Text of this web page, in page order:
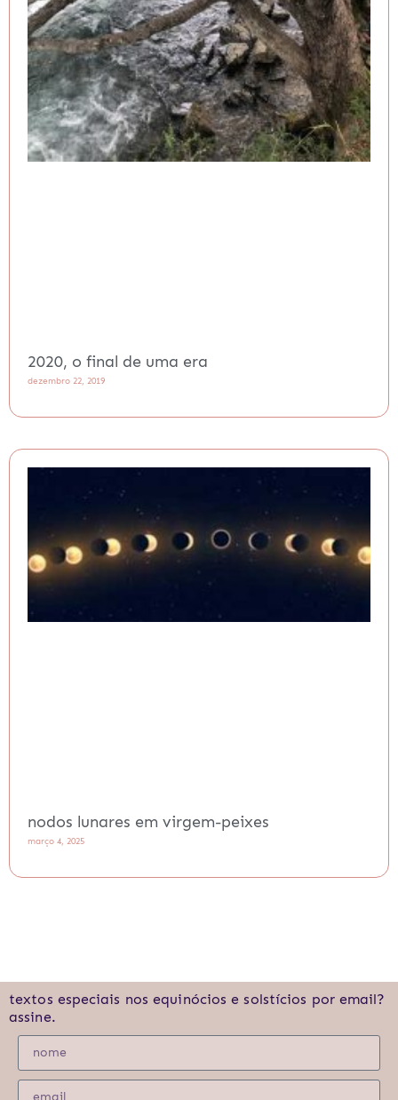
2020, o final de uma era
dezembro 22, 2019
nodos lunares em virgem-peixes
março 4, 2025
textos especiais nos equinócios e solstícios por email?
assine.